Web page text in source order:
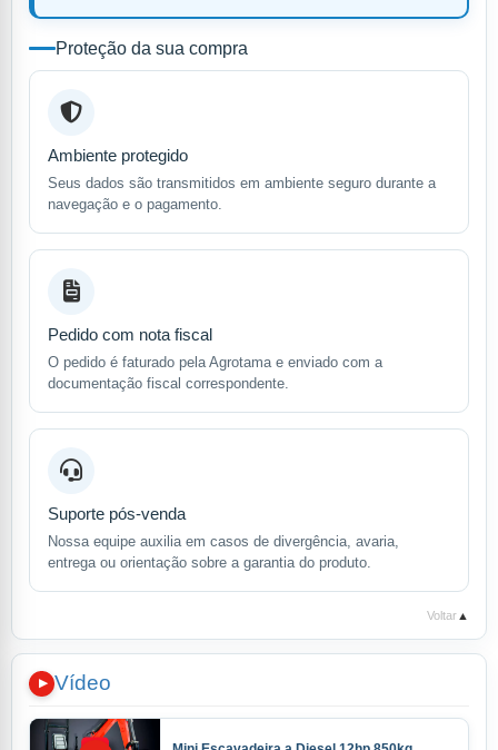
Proteção da sua compra
Ambiente protegido
Seus dados são transmitidos em ambiente seguro durante a
navegação e o pagamento.
Pedido com nota fiscal
O pedido é faturado pela Agrotama e enviado com a
documentação fiscal correspondente.
Suporte pós-venda
Nossa equipe auxilia em casos de divergência, avaria,
entrega ou orientação sobre a garantia do produto.
Voltar ▲
Vídeo